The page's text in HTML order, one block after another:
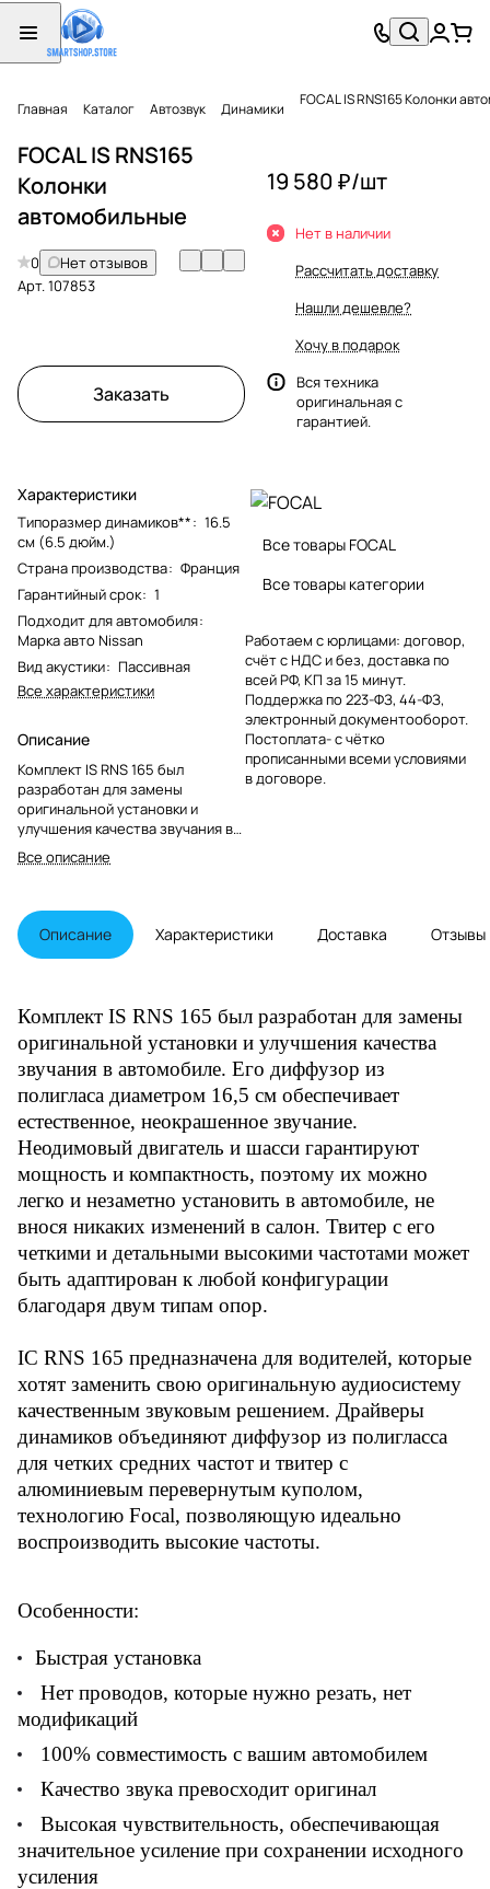
Главная Каталог Автозвук Динамики FOCAL IS RNS165 Колонки
FOCAL IS RNS165
Колонки
автомобильные
0
Нет отзывов
Арт.107853
Заказать
Характеристики
Типоразмер динамиков**: 16.5
см (6.5 дюйм.)
Страна производства: Франция
Гарантийный срок: 1
Подходит для автомобиля:
Марка авто Nissan
Вид акустики: Пассивная
Все характеристики
Описание
Комплект IS RNS 165 был
разработан для замены
оригинальной установки и
улучшения качества звучания в
автомобиле. Его диффузор из
полигласа диаметром 16,5 см
неокрашенное звучание.
Неодимовый двигатель и шасси
гарантируют мощность и
автомобиле, не внося никаких
изменений в салон. Твитер с его
четкими и детальными высокими
частотами может быть
адаптирован к любой
конфигурации благодаря двум
типам опор. <br>
<img width="115"
alt="6591811014.jpg"
src="/upload/medialibrary/106/q0
wh18y6l8fm7e3j1lmmxgedotjsjk6b
.jpg" height="97"
width="126" alt="Screenshot
(3).png"
src="/upload/medialibrary/3b9/8
4q92reqtt2ktfvqooq0ki0ay9hcs63
title="Screenshot (3).png"><br>
Все описание
19 580 ₽/шт
Нет в наличии
Рассчитать доставку
Нашли дешевле?
Хочу в подарок
Вся техника
оригинальная с
гарантией.
Все товары FOCAL
Все товары категории
Работаем с юрлицами: договор,
счёт с НДС и без, доставка по
всей РФ, КП за 15 минут.
Поддержка по 223-ФЗ, 44-ФЗ,
электронный документооборот.
Постоплата- с чётко
прописанными всеми условиями
в договоре.
Описание Характеристики Доставка Отзывы
Комплект IS RNS 165 был разработан для замены
оригинальной установки и улучшения качества
звучания в автомобиле. Его диффузор из
полигласа диаметром 16,5 см обеспечивает
естественное, неокрашенное звучание.
Неодимовый двигатель и шасси гарантируют
мощность и компактность, поэтому их можно
легко и незаметно установить в автомобиле, не
внося никаких изменений в салон. Твитер с его
четкими и детальными высокими частотами может
быть адаптирован к любой конфигурации
благодаря двум типам опор.
IC RNS 165 предназначена для водителей, которые
хотят заменить свою оригинальную аудиосистему
качественным звуковым решением. Драйверы
динамиков объединяют диффузор из полигласса
для четких средних частот и твитер с
алюминиевым перевернутым куполом,
технологию Focal, позволяющую идеально
воспроизводить высокие частоты.
Особенности:
Быстрая установка
Нет проводов, которые нужно резать, нет
модификаций
100% совместимость с вашим автомобилем
Качество звука превосходит оригинал
Высокая чувствительность, обеспечивающая
значительное усиление при сохранении исходного
усиления